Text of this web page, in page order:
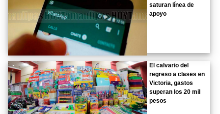
saturan línea de
apoyo
El calvario del
regreso a clases en
Victoria, gastos
superan los 20 mil
pesos